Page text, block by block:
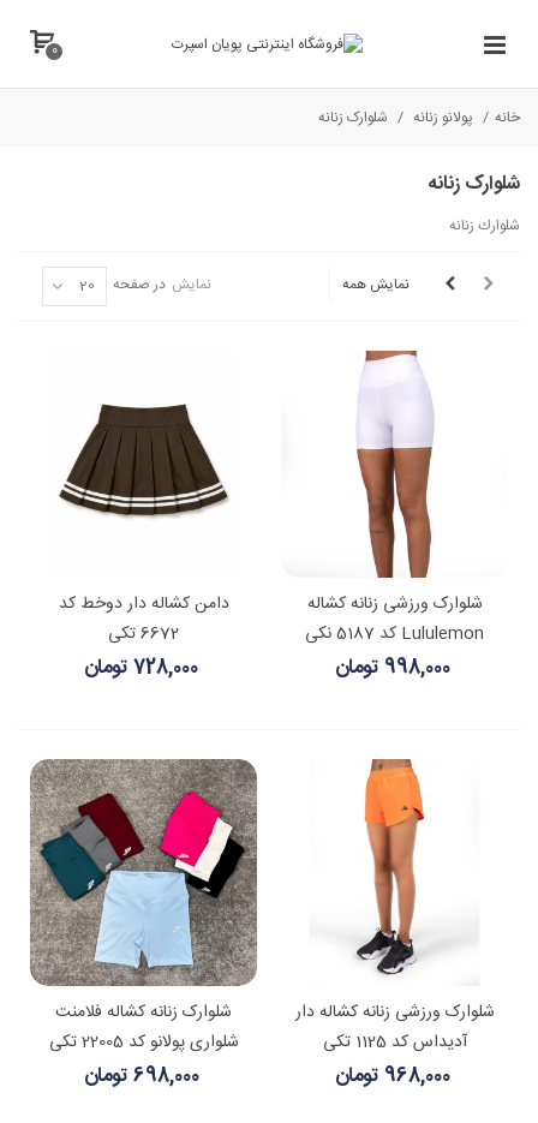
0
خانه / پولانو زنانه / شلوارک زنانه
شلوارک زنانه
شلوارك زنانه
نمایش 20 در صفحه نمایش همه
شلوارک ورزشی زنانه کشاله
Lululemon کد 5187 نکی
998,000 تومان
دامن کشاله دار دوخط کد
6672 تکی
728,000 تومان
شلوارک ورزشی زنانه کشاله دار
آدیداس کد 1125 تکی
968,000 تومان
شلوارک زنانه کشاله فلامنت
شلواری پولانو کد 22005 تکی
698,000 تومان